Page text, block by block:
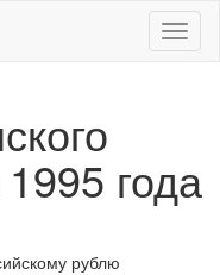
Меню
года
рублю